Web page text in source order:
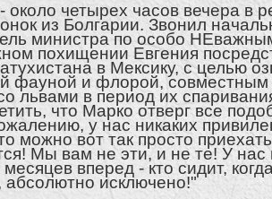
около четырех часов вечера в
из Болгарии. Звонил
министра по особо
похищении Евгения
в Мексику, с целью
фауной и флорой, совместным
львами в период их
что Марко отверг все
у нас никаких
можно вот так просто
Мы вам не эти, и не те! У нас
вперед - кто сидит,
абсолютно исключено!"